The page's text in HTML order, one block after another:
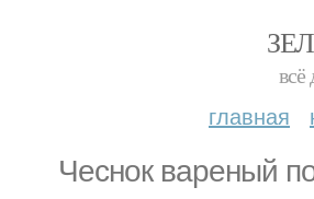
всё
главная
Чеснок вареный